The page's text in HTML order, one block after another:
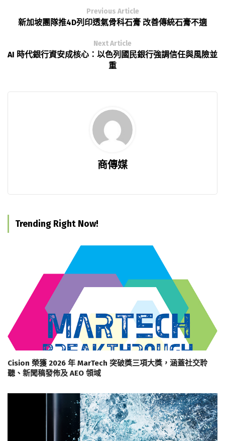
Previous Article
新加坡團隊推4D列印透氣骨科石膏 改善傳統石膏不適
Next Article
AI 時代銀行資安成核心：以色列國民銀行強調信任與風險並
重
商傳媒
Trending Right Now!
Cision 榮獲 2026 年 MarTech 突破獎三項大獎，涵蓋社交聆
聽、新聞稿發佈及 AEO 領域